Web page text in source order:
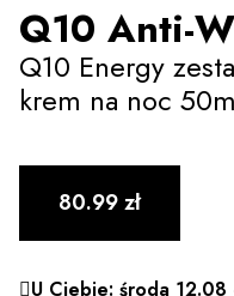
Q10 Anti-
Q10 Energy
krem na noc
80.99zł
U Ciebie: środa